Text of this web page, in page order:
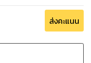
ส่งคะแนน